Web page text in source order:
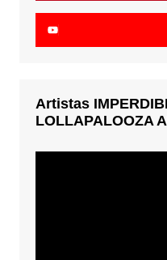
Artistas
LOLLAPALOOZA